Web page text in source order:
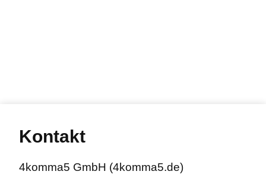
Kontakt
4komma5 GmbH (4komma5.de)